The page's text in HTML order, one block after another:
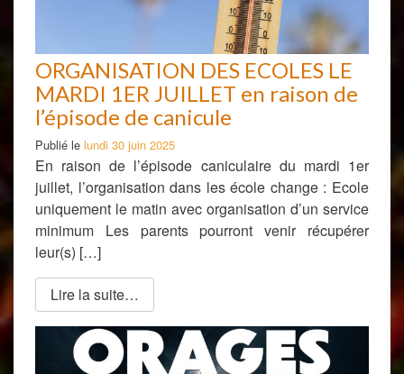
ORGANISATION DES ECOLES LE
MARDI 1ER JUILLET en raison de
l’épisode de canicule
Publié le lundi 30 juin 2025
En raison de l’épisode caniculaire du mardi 1er
juillet, l’organisation dans les école change : Ecole
uniquement le matin avec organisation d’un service
minimum Les parents pourront venir récupérer
leur(s) […]
Lire la suite…